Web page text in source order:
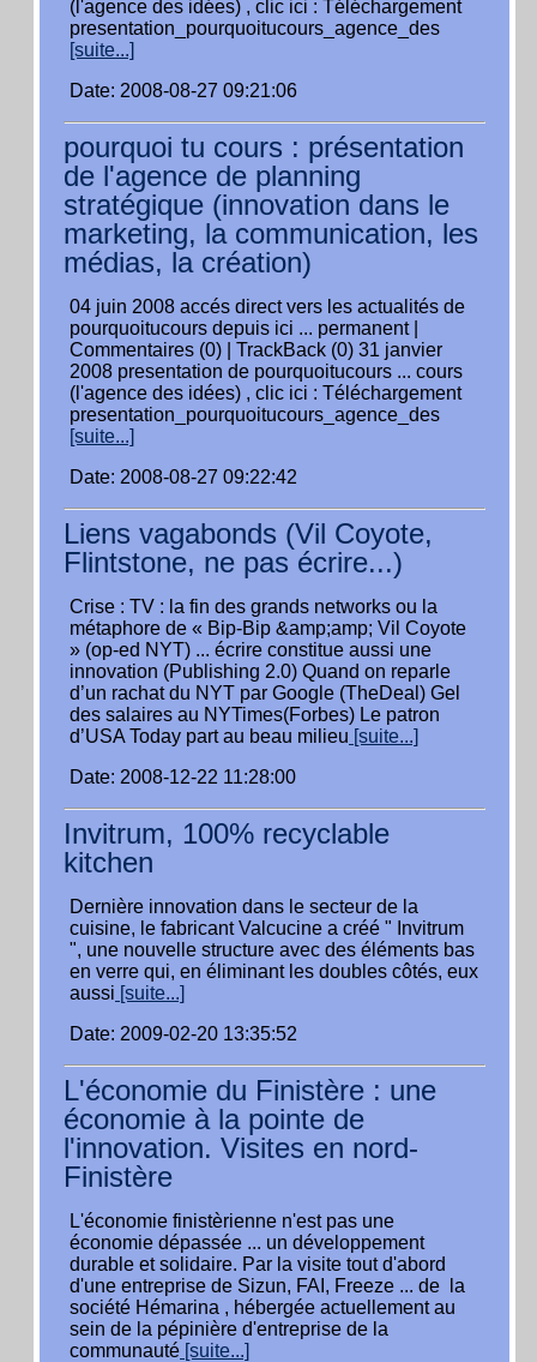
(l'agence des idées) , clic ici : Téléchargement
presentation_pourquoitucours_agence_des
[suite...]
Date: 2008-08-27 09:21:06
pourquoi tu cours : présentation
de l'agence de planning
stratégique (innovation dans le
marketing, la communication, les
médias, la création)
04 juin 2008 accés direct vers les actualités de
pourquoitucours depuis ici ... permanent |
Commentaires (0) | TrackBack (0) 31 janvier
2008 presentation de pourquoitucours ... cours
(l'agence des idées) , clic ici : Téléchargement
presentation_pourquoitucours_agence_des
[suite...]
Date: 2008-08-27 09:22:42
Liens vagabonds (Vil Coyote,
Flintstone, ne pas écrire...)
Crise : TV : la fin des grands networks ou la
métaphore de « Bip-Bip &amp;amp; Vil Coyote
» (op-ed NYT) ... écrire constitue aussi une
innovation (Publishing 2.0) Quand on reparle
d’un rachat du NYT par Google (TheDeal) Gel
des salaires au NYTimes(Forbes) Le patron
d’USA Today part au beau milieu [suite...]
Date: 2008-12-22 11:28:00
Invitrum, 100% recyclable
kitchen
Dernière innovation dans le secteur de la
cuisine, le fabricant Valcucine a créé " Invitrum
", une nouvelle structure avec des éléments bas
en verre qui, en éliminant les doubles côtés, eux
aussi [suite...]
Date: 2009-02-20 13:35:52
L'économie du Finistère : une
économie à la pointe de
l'innovation. Visites en nord-
Finistère
L'économie finistèrienne n'est pas une
économie dépassée ... un développement
durable et solidaire. Par la visite tout d'abord
d'une entreprise de Sizun, FAI, Freeze ... de la
société Hémarina , hébergée actuellement au
sein de la pépinière d'entreprise de la
communauté [suite...]